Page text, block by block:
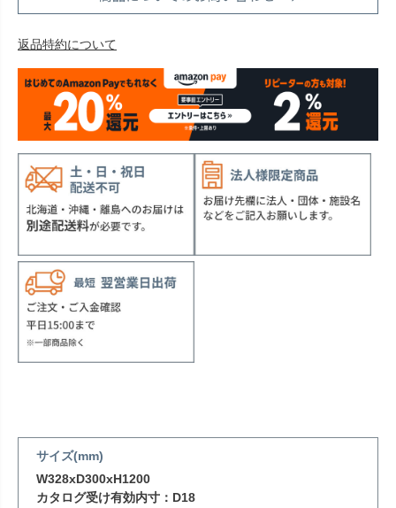
返品特約について
サイズ(mm)
W328xD300xH1200
カタログ受け有効内寸：D18